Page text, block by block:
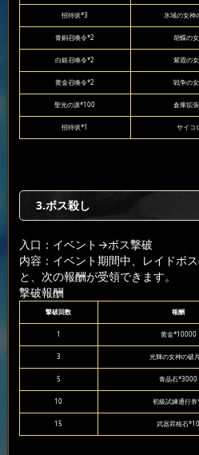
招待状*3 氷域の女神
青銅召喚令*2 胡蝶の
白銀召喚令*2 紫霞の
黄金召喚令*2 戦争の
聖光の源*100 倉庫拡
招待状*1 サイコ
3.ボス殺し
入口：イベント →ボス撃破
内容：イベント期間中、レイドボ
と、次の報酬が受領できます。
撃破報酬
撃破回数 報酬
1 黄金*10000
3 光輝の女神の破
5 青晶石*3000
10 初級試練通行券
15 武器昇格石*10